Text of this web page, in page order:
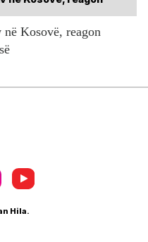
Kosovë, reagon
Hila.